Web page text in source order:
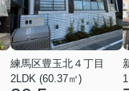
練馬区豊玉北４丁目
2LDK (60.37㎡)